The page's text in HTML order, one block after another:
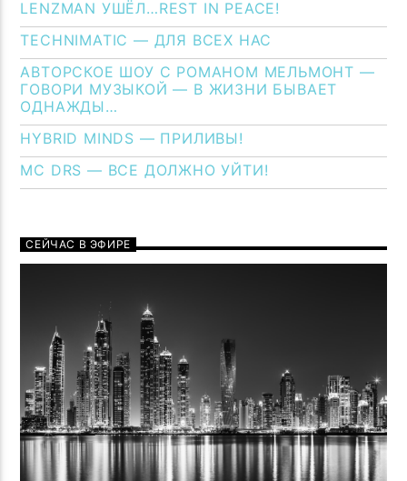
LENZMAN УШЁЛ…REST IN PEACE!
TECHNIMATIC — ДЛЯ ВСЕХ НАС
АВТОРСКОЕ ШОУ С РОМАНОМ МЕЛЬМОНТ —
ГОВОРИ МУЗЫКОЙ — В ЖИЗНИ БЫВАЕТ
ОДНАЖДЫ…
HYBRID MINDS — ПРИЛИВЫ!
MC DRS — ВСЕ ДОЛЖНО УЙТИ!
СЕЙЧАС В ЭФИРЕ